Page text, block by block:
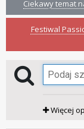
Ciekawy temat
Festiwal
Więcej